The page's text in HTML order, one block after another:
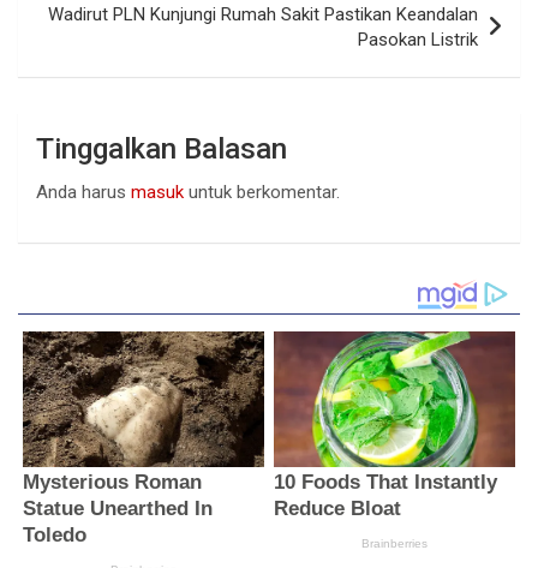
Wadirut PLN Kunjungi Rumah Sakit Pastikan Keandalan
Pasokan Listrik
Tinggalkan Balasan
Anda harus masuk untuk berkomentar.